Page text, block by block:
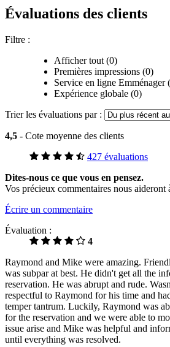
Évaluations des clients
Filtre :
Afficher tout (0)
Premières impressions (0)
Service en ligne Emménager
Expérience globale (0)
Trier les évaluations par :
4,5 - Cote moyenne des clients
427 évaluations
Dites-nous ce que vous en pensez.
Vos précieux commentaires nous aideront
Écrire un commentaire
Évaluation :
4
Raymond and Mike were amazing.
was subpar at best. He didn't get all the
reservation. He was abrupt and rude.
respectful to Raymond for his time and
temper tantrum. Luckily, Raymond was
for the reservation and we were able to
issue arise and Mike was helpful and
until everything was resolved.